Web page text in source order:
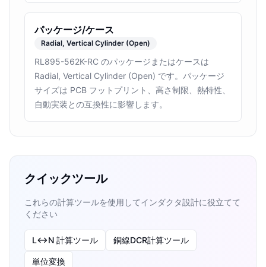
パッケージ/ケース
Radial, Vertical Cylinder (Open)
RL895-562K-RC のパッケージまたはケースは
Radial, Vertical Cylinder (Open) です。パッケージ
サイズは PCB フットプリント、高さ制限、熱特性、
自動実装との互換性に影響します。
クイックツール
これらの計算ツールを使用してインダクタ設計に役立てて
ください
L↔N 計算ツール 銅線DCR計算ツール
単位変換